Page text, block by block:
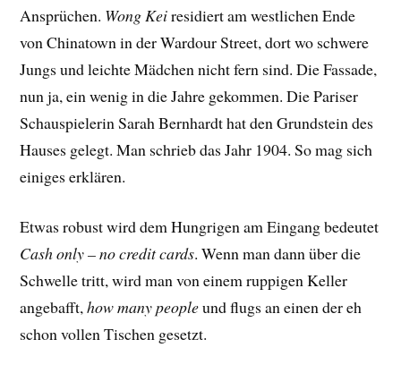
Ansprüchen. Wong Keiresidiert am westlichen Ende
von Chinatown in der Wardour Street, dort wo schwere
Jungs und leichte Mädchen nicht fern sind. Die Fassade,
nun ja, ein wenig in die Jahre gekommen. Die Pariser
Schauspielerin Sarah Bernhardt hat den Grundstein des
Hauses gelegt. Man schrieb das Jahr 1904. So mag sich
einiges erklären.
Etwas robust wird dem Hungrigen am Eingang bedeutet
Cash only – no credit cards. Wenn man dann über die
Schwelle tritt, wird man von einem ruppigen Keller
angebafft,how many peopleund flugs an einen der eh
schon vollen Tischen gesetzt.